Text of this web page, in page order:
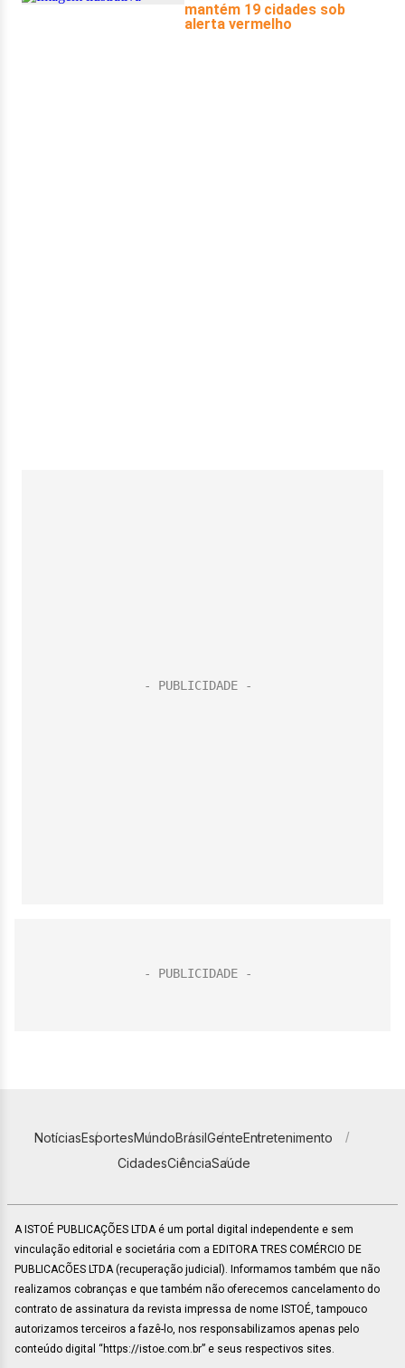
NotíciasEsportesMundoBrasilGenteEntretenimento
CidadesCiênciaSaúde
A ISTOÉ PUBLICAÇÕES LTDA é um portal digital independente e sem
vinculação editorial e societária com a EDITORA TRES COMÉRCIO DE
PUBLICACÕES LTDA (recuperação judicial). Informamos também que não
realizamos cobranças e que também não oferecemos cancelamento do
contrato de assinatura da revista impressa de nome ISTOÉ, tampouco
autorizamos terceiros a fazê-lo, nos responsabilizamos apenas pelo
conteúdo digital “https://istoe.com.br” e seus respectivos sites.